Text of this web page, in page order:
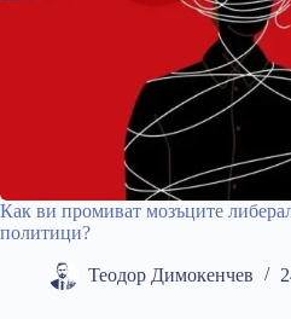
Как ви промиват мозъците
политици?
Теодор Димокенчев